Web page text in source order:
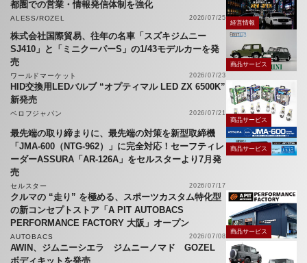
都圏での営業・情報発信体制を強化
ALESS/ROZEL 2026/07/25
経営情報
株式会社国際貿易、往年の名車「スズキジムニー
SJ410」と「ミニクーパーS」の1/43モデルカーを発
売
ワールドマーケット 2026/07/23
商品サービス
HID交換用LEDバルブ “オプティマル LED ZX 6500K”
新発売
ベロフジャパン
2026/07/21
商品サービス
最先端の取り締まりに、最先端の対策を新型取締機
「JMA-600（NTG-962）」に完全対応！セーフティレ
ーダーASSURA「AR-126A」をセルスターより7月発
売
セルスター 2026/07/17
商品サービス
クルマの “走り” を極める、スポーツカスタム特化型
の新コンセプトストア「A PIT AUTOBACS
PERFORMANCE FACTORY 大阪」オープン
AUTOBACS 2026/07/08
商品サービス
AWIN、ジムニーシエラ ジムニーノマド GOZEL
ボディキットを発売